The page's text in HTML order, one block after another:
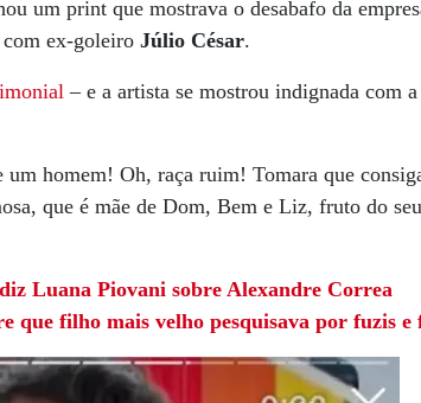
um print que mostrava o desabafo da
com ex-goleiroJúlio César.
– e a artista se mostrou indignada com
homem! Oh, raça ruim! Tomara que
que é mãe de Dom, Bem e Liz, fruto do
Luana Piovani sobre Alexandre Correa
que filho mais velho pesquisava por fuzis